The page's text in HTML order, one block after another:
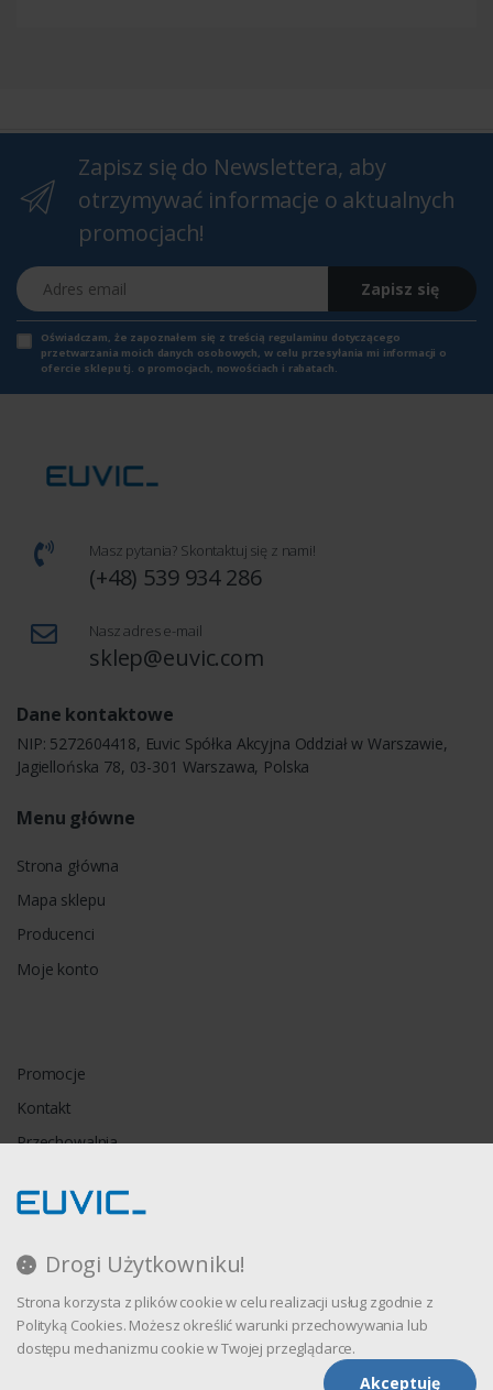
Drogi Użytkowniku!
Strona korzysta z plików cookie w celu realizacji usług zgodnie z
Polityką Cookies. Możesz określić warunki przechowywania lub
dostępu mechanizmu cookie w Twojej przeglądarce.
Akceptuję
Zapisz się do Newslettera, aby
otrzymywać informacje o aktualnych
promocjach!
Adres email
Zapisz się
Oświadczam, że zapoznałem się z treścią regulaminu dotyczącego
przetwarzania moich danych osobowych, w celu przesyłania mi informacji o
ofercie sklepu tj. o promocjach, nowościach i rabatach.
Masz pytania? Skontaktuj się z nami!
(+48) 539 934 286
Nasz adres e-mail
sklep@euvic.com
Dane kontaktowe
NIP: 5272604418, Euvic Spółka Akcyjna Oddział w Warszawie,
Jagiellońska 78, 03-301 Warszawa, Polska
Menu główne
Strona główna
Mapa sklepu
Producenci
Moje konto
Promocje
Kontakt
Przechowalnia
Regulamin
Polityka prywatności